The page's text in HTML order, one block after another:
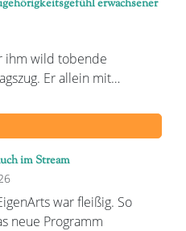
erwachsener
ihm wild tobende
Er allein mit…
im Stream
war fleißig. So
neue Programm